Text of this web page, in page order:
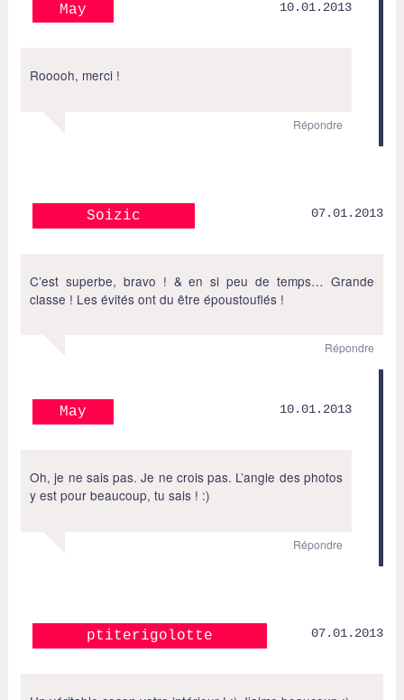
May 10.01.2013
Rooooh, merci !
Répondre
Soizic 07.01.2013
C’est superbe, bravo ! & en si peu de temps… Grande
classe ! Les évités ont du être époustouflés !
Répondre
May 10.01.2013
Oh, je ne sais pas. Je ne crois pas. L’angle des photos
y est pour beaucoup, tu sais ! :)
Répondre
ptiterigolotte 07.01.2013